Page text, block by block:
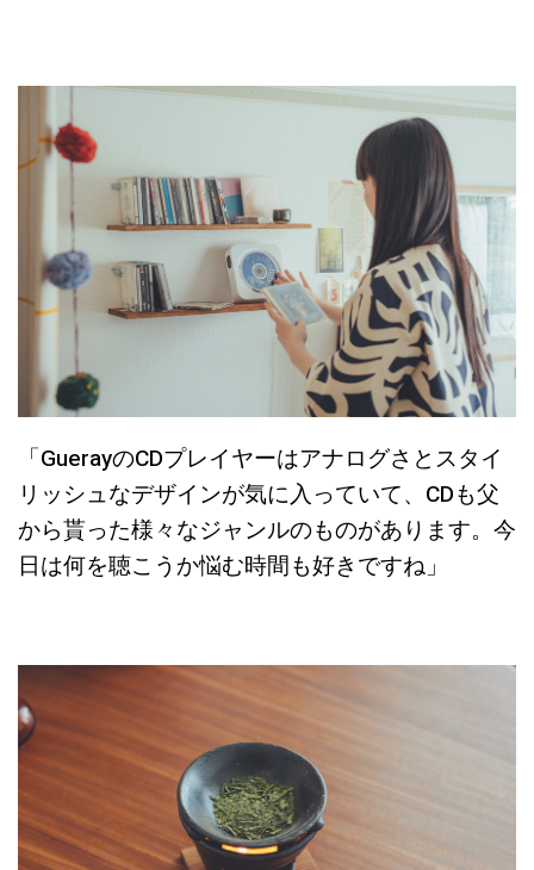
「GuerayのCDプレイヤーはアナログさとスタイ
リッシュなデザインが気に入っていて、CDも父
から貰った様々なジャンルのものがあります。今
日は何を聴こうか悩む時間も好きですね」